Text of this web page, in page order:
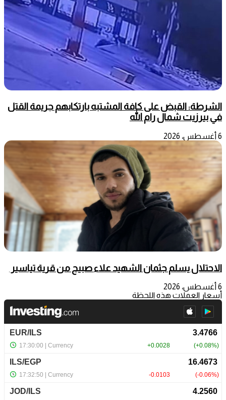
الشرطة: القبض على كافة المشتبه بارتكابهم جريمة القتل
في بيرزيت شمال رام الله
6 أغسطس، 2026
الاحتلال يسلم جثمان الشهيد علاء صبيح من قرية تياسير
6 أغسطس، 2026
أسعار العملات هذه اللحظة